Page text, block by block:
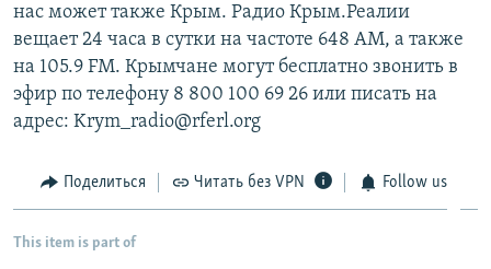
нас может также Крым. Радио Крым.Реалии
вещает 24 часа в сутки на частоте 648 АМ, а также
на 105.9 FM. Крымчане могут бесплатно звонить в
эфир по телефону 8 800 100 69 26 или писать на
адрес: Krym_radio@rferl.org
Поделиться Читать без VPN Follow us
This item is part of